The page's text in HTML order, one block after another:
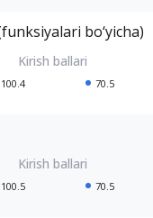
bo‘yicha)
100.4 70.5
100.5 70.5